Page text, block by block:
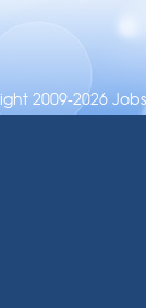
2009-2026